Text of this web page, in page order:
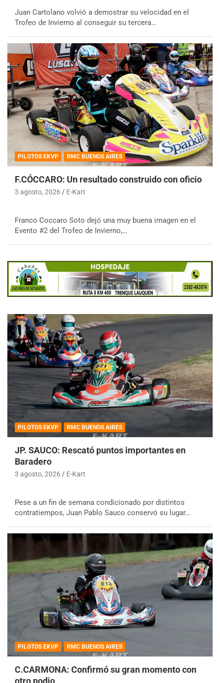
Juan Cartolano volvió a demostrar su velocidad en el
Trofeo de Invierno al conseguir su tercera…
PILOTOS EKVP RMC BUENOS AIRES
F.CÓCCARO: Un resultado construido con oficio
3 agosto, 2026 E-Kart
Franco Coccaro Soto dejó una muy buena imagen en el
Evento #2 del Trofeo de Invierno,…
PILOTOS EKVP RMC BUENOS AIRES
JP. SAUCO: Rescató puntos importantes en
Baradero
3 agosto, 2026 E-Kart
Pese a un fin de semana condicionado por distintos
contratiempos, Juan Pablo Sauco conservó su lugar…
PILOTOS EKVP RMC BUENOS AIRES
C.CARMONA: Confirmó su gran momento con
otro podio